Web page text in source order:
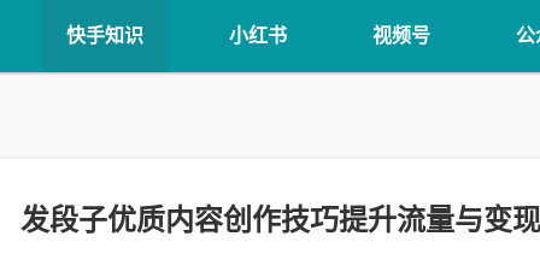
快手知识 小红书 视频号 公
发段子优质内容创作技巧提升流量与变